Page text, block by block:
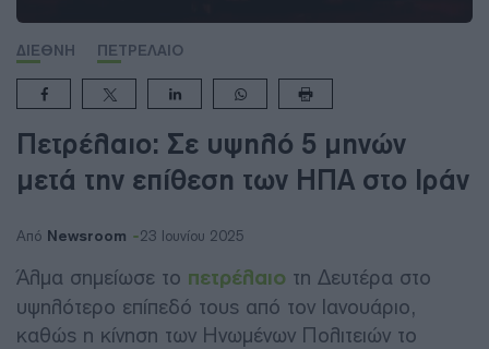
ΔΙΕΘΝΗ ΠΕΤΡΕΛΑΙΟ
Πετρέλαιο: Σε υψηλό 5 μηνών
μετά την επίθεση των ΗΠΑ στο Ιράν
Από Newsroom 23 Ιουνίου 2025
Άλμα σημείωσε το πετρέλαιο τη Δευτέρα στο
υψηλότερο επίπεδό τους από τον Ιανουάριο,
καθώς η κίνηση των Ηνωμένων Πολιτειών το